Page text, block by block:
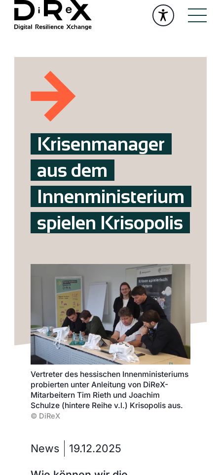
Krisenmanager
aus dem
Innenministerium
spielen Krisopolis
Vertreter des hessischen Innenministeriums
probierten unter Anleitung von DiReX-
Mitarbeitern Tim Rieth und Joachim
Schulze (hintere Reihe v.l.) Krisopolis aus.
© DiReX
News 19.12.2025